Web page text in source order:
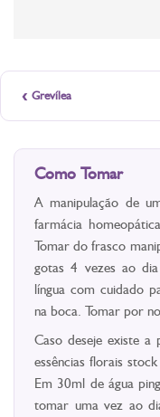
‹ Grevílea
Como Tomar
A manipulação de
farmácia
Tomar do frasco
gotas 4 vezes ao
língua com cuidado
na boca. Tomar por
Caso deseje existe a
essências florais
Em 30ml de água
tomar uma vez ao